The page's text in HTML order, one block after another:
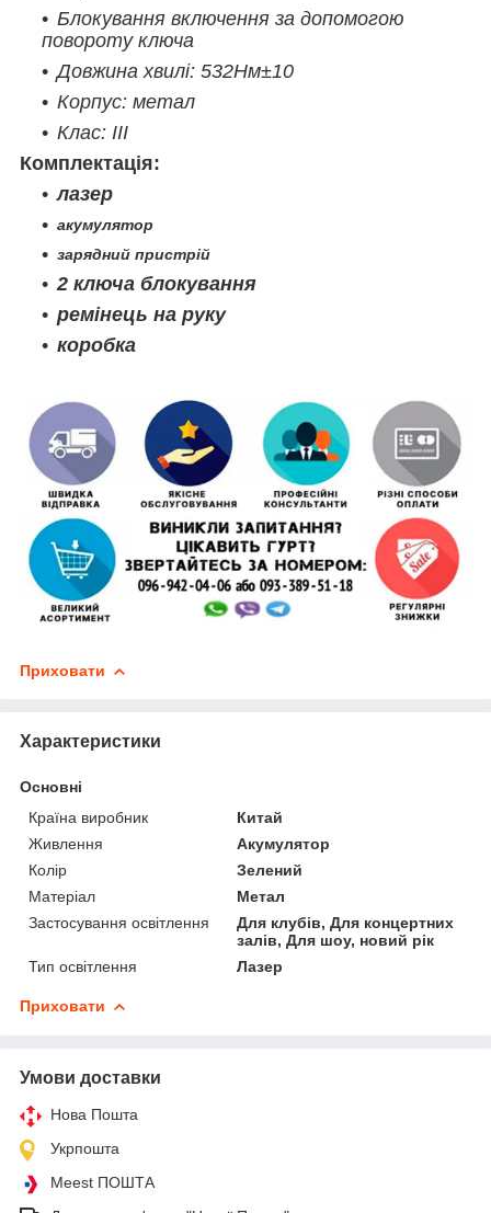
Блокування включення за допомогою
повороту ключа
Довжина хвилі: 532Нм±10
Корпус: метал
Клас: III
Комплектація:
лазер
акумулятор
зарядний пристрій
2 ключа блокування
ремінець на руку
коробка
Приховати
Характеристики
Основні
Країна виробник
Китай
Живлення
Акумулятор
Колір
Зелений
Матеріал
Метал
Застосування освітлення
Для клубів, Для концертних
залів, Для шоу, новий рік
Тип освітлення
Лазер
Приховати
Умови доставки
Нова Пошта
Укрпошта
Meest ПОШТА